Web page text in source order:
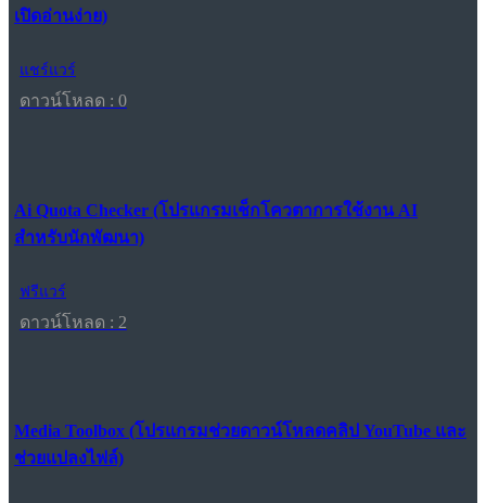
เปิดอ่านง่าย)
แชร์แวร์
ดาวน์โหลด : 0
Ai Quota Checker (โปรแกรมเช็กโควตาการใช้งาน AI
สำหรับนักพัฒนา)
ฟรีแวร์
ดาวน์โหลด : 2
Media Toolbox (โปรแกรมช่วยดาวน์โหลดคลิป YouTube และ
ช่วยแปลงไฟล์)